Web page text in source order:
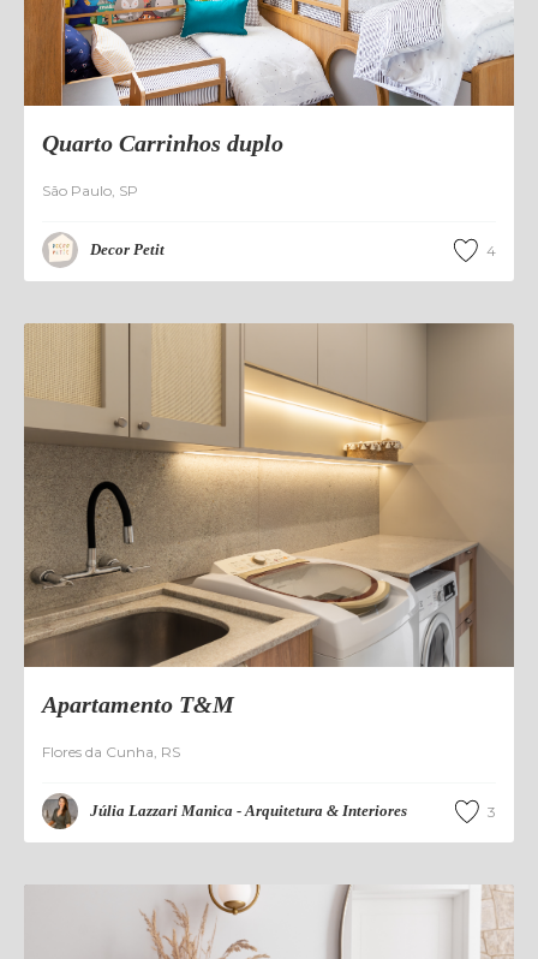
Quarto Carrinhos duplo
São Paulo, SP
Decor Petit 4
Apartamento T&M
Flores da Cunha, RS
Júlia Lazzari Manica - Arquitetura & Interiores 3